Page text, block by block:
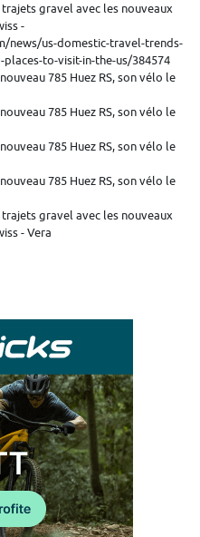
gravel avec les nouveaux
-
news/us-domestic-travel-trends-
to-visit-in-the-us/384574
785 Huez RS, son vélo le
785 Huez RS, son vélo le
785 Huez RS, son vélo le
785 Huez RS, son vélo le
gravel avec les nouveaux
- Vera